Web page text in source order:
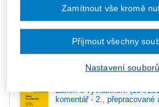
Komplet - Správní právo
Martin Kopecký, Josef
Adamusová
Zákon o vyvlastnění (184/
komentář - 2., přepracované
Nastavení
Zamítnout vše kromě
Přijmout všechny